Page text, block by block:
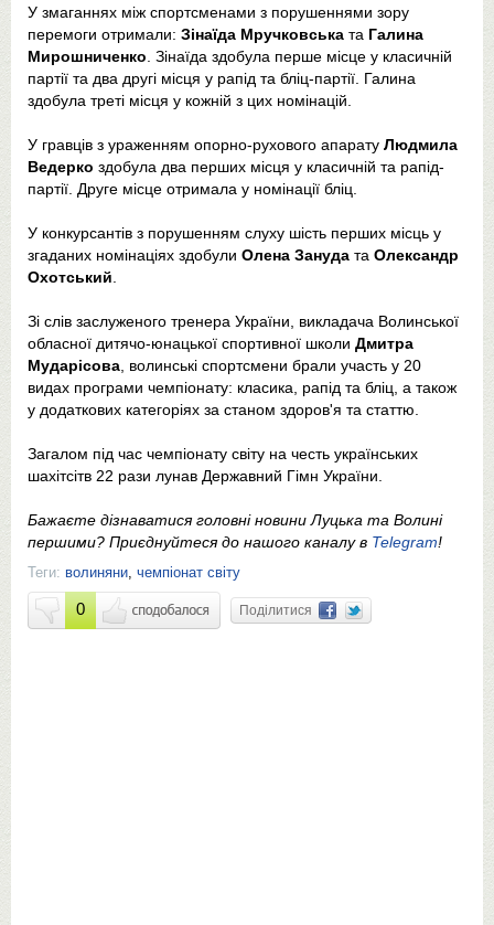
У змаганнях між спортсменами з порушеннями зору
перемоги отримали: Зінаїда Мручковська та Галина
Мирошниченко . Зінаїда здобула перше місце у класичній
партії та два другі місця у рапід та бліц-партії. Галина
здобула треті місця у кожній з цих номінацій.
У гравців з ураженням опорно-рухового апарату Людмила
Ведерко здобула два перших місця у класичній та рапід-
партії. Друге місце отримала у номінації бліц.
У конкурсантів з порушенням слуху шість перших місць у
згаданих номінаціях здобули Олена Зануда та Олександр
Охотський
Зі слів заслуженого тренера України, викладача Волинської
обласної дитячо-юнацької спортивної школи Дмитра
Мударісова , волинські спортсмени брали участь у 20
видах програми чемпіонату: класика, рапід та бліц, а також
у додаткових категоріях за станом здоров'я та статтю.
Загалом під час чемпіонату світу на честь українських
шахітсітв 22 рази лунав Державний Гімн України.
Бажаєте дізнаватися головні новини Луцька та Волині
першими? Приєднуйтеся до нашого каналу в Telegram!
Теги: волиняни чемпіонат світу
0 Поділитися